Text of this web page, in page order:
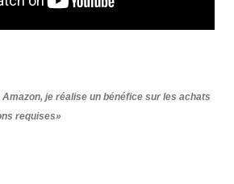
je réalise un bénéfice sur les achats
requises»